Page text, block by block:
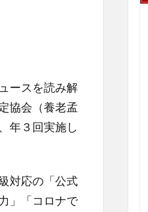
ースを読み解
協会（養老孟
年３回実施し
対応の「公式
」「コロナで